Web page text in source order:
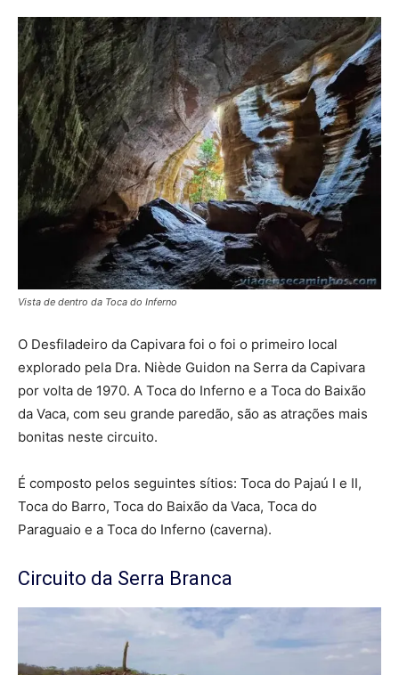
Vista de dentro da Toca do Inferno
O Desfiladeiro da Capivara foi o foi o primeiro local
explorado pela Dra. Niède Guidon na Serra da Capivara
por volta de 1970. A Toca do Inferno e a Toca do Baixão
da Vaca, com seu grande paredão, são as atrações mais
bonitas neste circuito.
É composto pelos seguintes sítios: Toca do Pajaú I e II,
Toca do Barro, Toca do Baixão da Vaca, Toca do
Paraguaio e a Toca do Inferno (caverna).
Circuito da Serra Branca